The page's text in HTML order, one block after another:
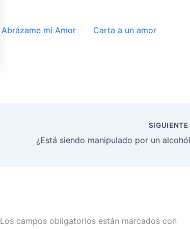
Abrázame mi Amor Carta a un amor
SIGUIENTE
Los campos obligatorios están marcados con